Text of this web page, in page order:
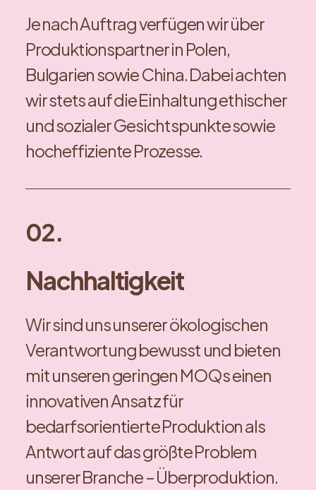
Je nach Auftrag verfügen wir über
Produktionspartner in Polen,
Bulgarien sowie China. Dabei achten
wir stets auf die Einhaltung ethischer
und sozialer Gesichtspunkte sowie
hocheffiziente Prozesse.
02.
Nachhaltigkeit
Wir sind uns unserer ökologischen
Verantwortung bewusst und bieten
mit unseren geringen MOQs einen
innovativen Ansatz für
bedarfsorientierte Produktion als
Antwort auf das größte Problem
unserer Branche – Überproduktion.